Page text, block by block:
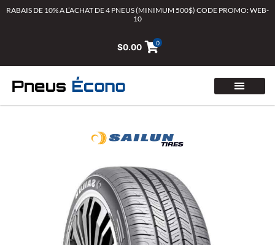
AllerRABAIS DE 10% A L’ACHAT DE 4 PNEUS (MINIMUM 500$) CODE PROMO: WEB-
10
$0.00 0